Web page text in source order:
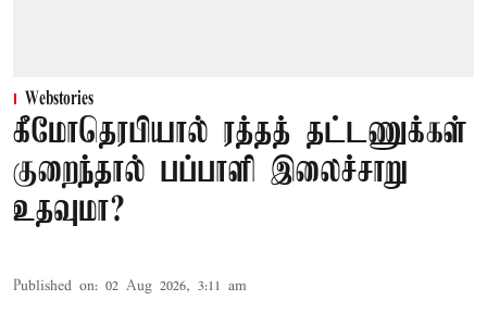
Webstories
கீமோதெரபியால் ரத்தத் தட்டணுக்கள்
குறைந்தால் பப்பாளி இலைச்சாறு
உதவுமா?
Published on: 02 Aug 2026, 3:11 am